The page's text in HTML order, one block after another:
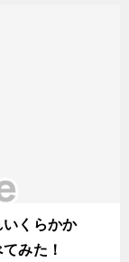
くらかか
みた！